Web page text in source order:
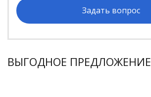
Задать вопрос
ВЫГОДНОЕ ПРЕДЛОЖЕНИЕ